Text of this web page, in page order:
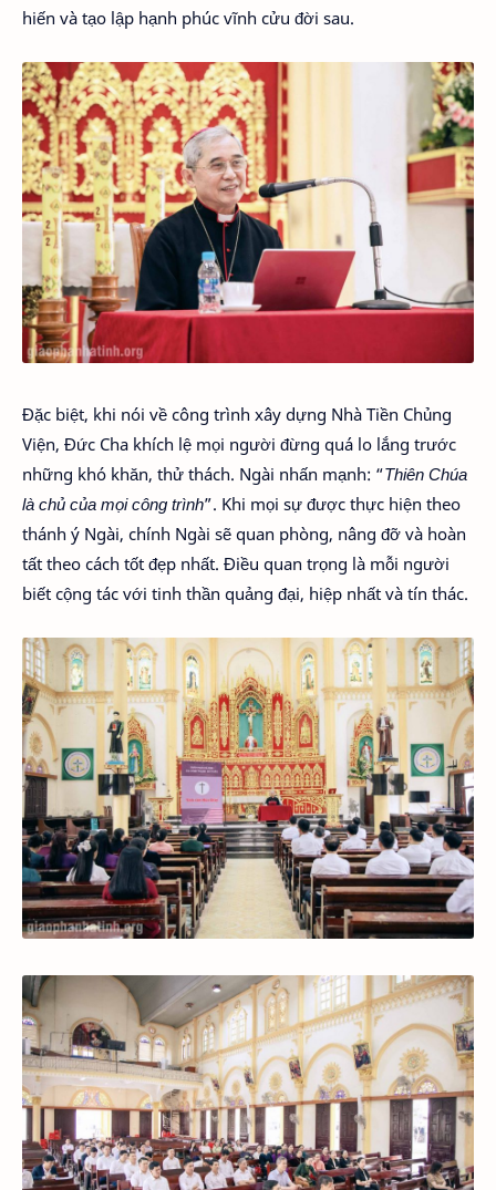
hiến và tạo lập hạnh phúc vĩnh cửu đời sau.
Đặc biệt, khi nói về công trình xây dựng Nhà Tiền Chủng
Viện, Đức Cha khích lệ mọi người đừng quá lo lắng trước
những khó khăn, thử thách. Ngài nhấn mạnh: “Thiên Chúa
là chủ của mọi công trình”. Khi mọi sự được thực hiện theo
thánh ý Ngài, chính Ngài sẽ quan phòng, nâng đỡ và hoàn
tất theo cách tốt đẹp nhất. Điều quan trọng là mỗi người
biết cộng tác với tinh thần quảng đại, hiệp nhất và tín thác.